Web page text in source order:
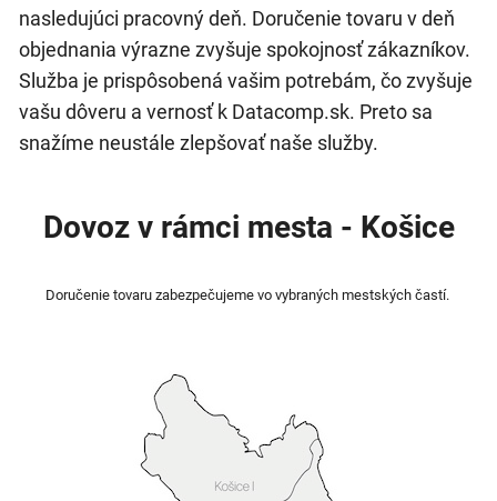
nasledujúci pracovný deň. Doručenie tovaru v deň
objednania výrazne zvyšuje spokojnosť zákazníkov.
Služba je prispôsobená vašim potrebám, čo zvyšuje
vašu dôveru a vernosť k Datacomp.sk. Preto sa
snažíme neustále zlepšovať naše služby.
Dovoz v rámci mesta - Košice
Doručenie tovaru zabezpečujeme vo vybraných mestských častí.